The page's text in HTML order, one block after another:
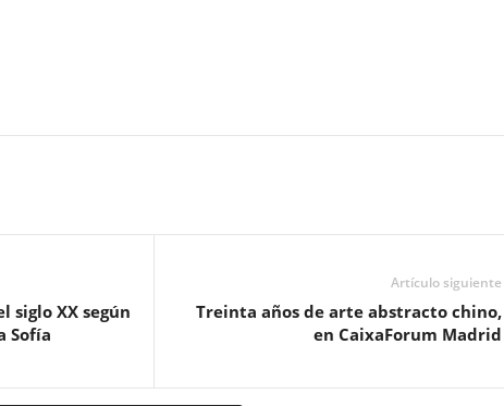
siglo XX según
Sofía
Artículo siguiente
Treinta años de arte abstracto chino,
en CaixaForum Madrid